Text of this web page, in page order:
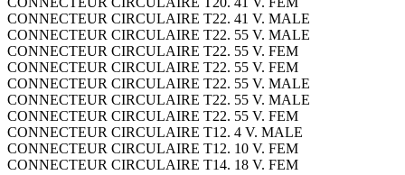
CONNECTEUR CIRCULAIRE T22. 41 V. MALE
CONNECTEUR CIRCULAIRE T22. 55 V. MALE
CONNECTEUR CIRCULAIRE T22. 55 V. FEM
CONNECTEUR CIRCULAIRE T22. 55 V. FEM
CONNECTEUR CIRCULAIRE T22. 55 V. MALE
CONNECTEUR CIRCULAIRE T22. 55 V. MALE
CONNECTEUR CIRCULAIRE T22. 55 V. FEM
CONNECTEUR CIRCULAIRE T12. 4 V. MALE
CONNECTEUR CIRCULAIRE T12. 10 V. FEM
CONNECTEUR CIRCULAIRE T14. 18 V. FEM